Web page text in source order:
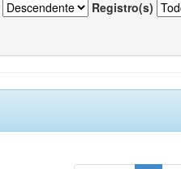
Registro(s)